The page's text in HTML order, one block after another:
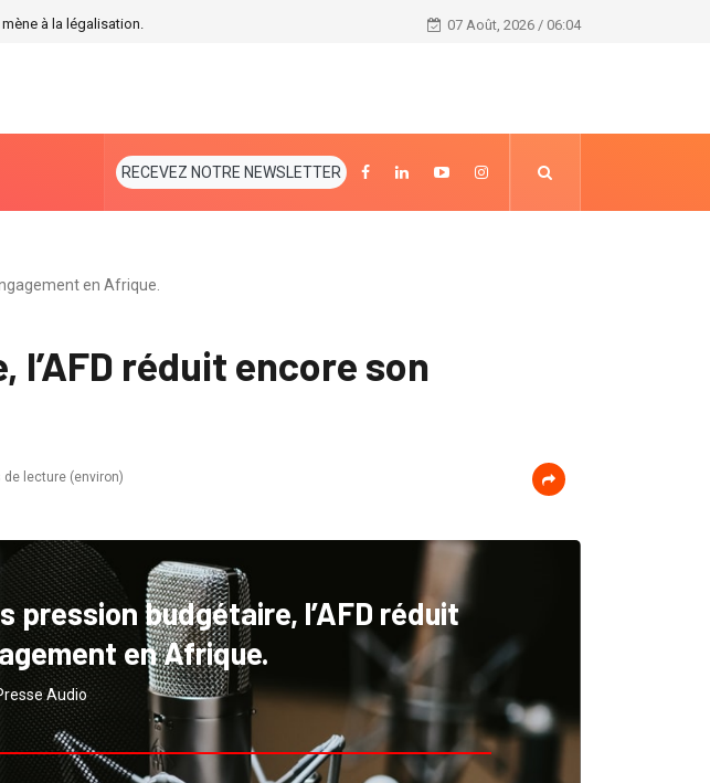
L’armée ivoirienne a été à nouveau endeuillée.
07 Août, 2026 / 06:04
RECEVEZ NOTRE NEWSLETTER
en Afrique.
réduit encore son
lecture (environ)
pression budgétaire, l’AFD réduit
en Afrique.
Audio